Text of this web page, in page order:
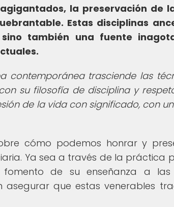
la preservación de
Estas disciplinas
también una fuente
contemporánea trasciende las
su filosofía de disciplina y
de la vida con significado, con
cómo podemos honrar y
Ya sea a través de la práctica
de su enseñanza a las
que estas venerables